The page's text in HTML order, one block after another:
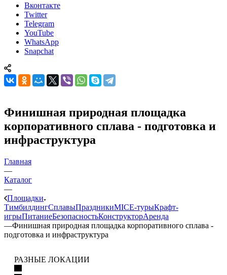
Вконтакте
Twitter
Telegram
YouTube
WhatsApp
Snapchat
Финишная природная площадка
корпоративного сплава - подготовка и
инфраструктура
Главная
—
Каталог
—
Площадки
ТимбилдингСплавыПраздникиMICE‑турыКрафт-
игрыПитаниеБезопасностьКонструкторАренда
—Финишная природная площадка корпоративного сплава -
подготовка и инфраструктура
РАЗНЫЕ ЛОКАЦИИ